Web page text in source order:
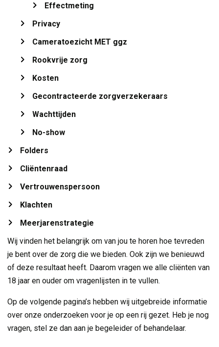
Effectmeting
Privacy
Cameratoezicht MET ggz
Rookvrije zorg
Kosten
Gecontracteerde zorgverzekeraars
Wachttijden
No-show
Folders
Cliëntenraad
Vertrouwenspersoon
Klachten
Meerjarenstrategie
Wij vinden het belangrijk om van jou te horen hoe tevreden
je bent over de zorg die we bieden. Ook zijn we benieuwd
of deze resultaat heeft. Daarom vragen we alle cliënten van
18 jaar en ouder om vragenlijsten in te vullen.
Op de volgende pagina’s hebben wij uitgebreide informatie
over onze onderzoeken voor je op een rij gezet. Heb je nog
vragen, stel ze dan aan je begeleider of behandelaar.